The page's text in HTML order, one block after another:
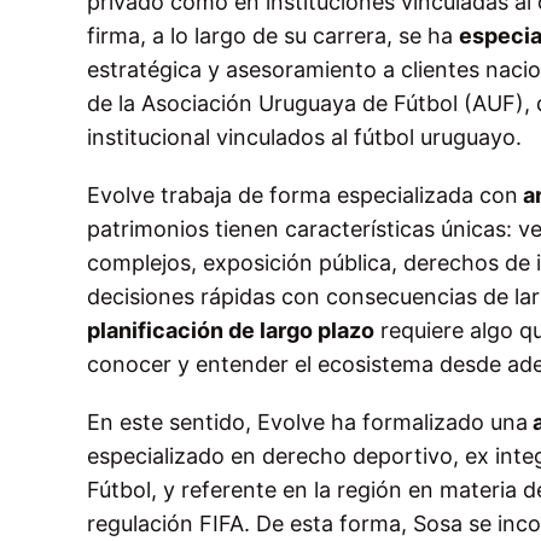
firma, a lo largo de su carrera, se ha
estratégica y asesoramiento a clientes
de la Asociación Uruguaya de Fútbol
institucional vinculados al fútbol uruguayo.
Evolve trabaja de forma especializada con
patrimonios tienen características únicas:
complejos, exposición pública, derechos
decisiones rápidas con consecuencias de
planificación de largo plazo requiere algo
conocer y entender el ecosistema desde
En este sentido, Evolve ha formalizado una
especializado en derecho deportivo, ex
Fútbol, y referente en la región en materia
regulación FIFA. De esta forma, Sosa se